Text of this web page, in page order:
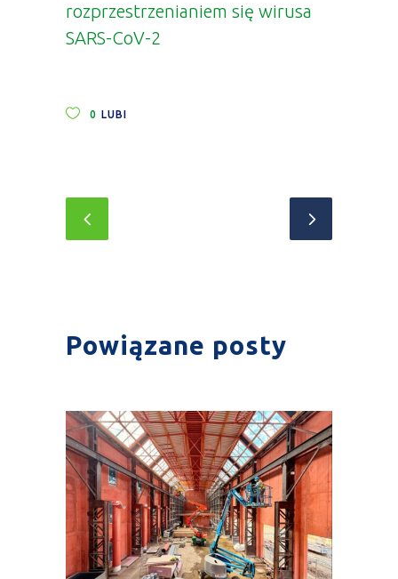
rozprzestrzenianiem się wirusa
SARS-CoV-2
0 LUBI
Powiązane posty